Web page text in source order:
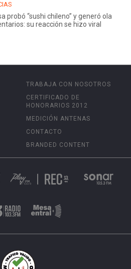
probó “sushi chileno” y generó ola
su reacción se hizo viral
TRABAJA CON NOSOTROS
CERTIFICADO DE
HONORARIOS 2012
MEDICIÓN ANTENAS
CONTACTO
BRANDED CONTENT